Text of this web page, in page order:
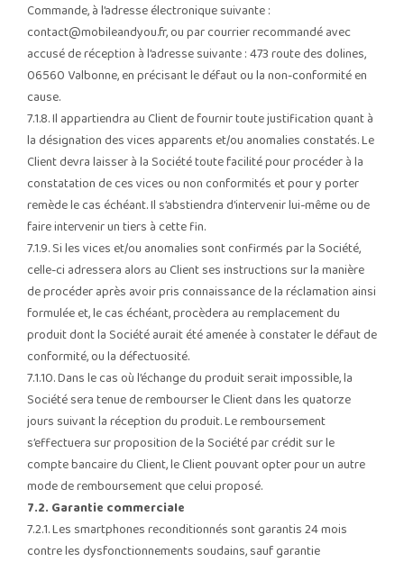
Commande, à l’adresse électronique suivante :
contact@mobileandyou.fr, ou par courrier recommandé avec
accusé de réception à l’adresse suivante : 473 route des dolines,
06560 Valbonne, en précisant le défaut ou la non-conformité en
cause.
7.1.8. Il appartiendra au Client de fournir toute justification quant à
la désignation des vices apparents et/ou anomalies constatés. Le
Client devra laisser à la Société toute facilité pour procéder à la
constatation de ces vices ou non conformités et pour y porter
remède le cas échéant. Il s’abstiendra d’intervenir lui-même ou de
faire intervenir un tiers à cette fin.
7.1.9. Si les vices et/ou anomalies sont confirmés par la Société,
celle-ci adressera alors au Client ses instructions sur la manière
de procéder après avoir pris connaissance de la réclamation ainsi
formulée et, le cas échéant, procèdera au remplacement du
produit dont la Société aurait été amenée à constater le défaut de
conformité, ou la défectuosité.
7.1.10. Dans le cas où l’échange du produit serait impossible, la
Société sera tenue de rembourser le Client dans les quatorze
jours suivant la réception du produit. Le remboursement
s’effectuera sur proposition de la Société par crédit sur le
compte bancaire du Client, le Client pouvant opter pour un autre
mode de remboursement que celui proposé.
7.2. Garantie commerciale
7.2.1. Les smartphones reconditionnés sont garantis 24 mois
contre les dysfonctionnements soudains, sauf garantie